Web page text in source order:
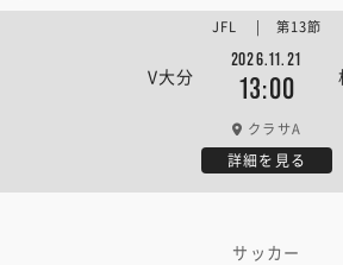
V大分
2026.11.21
13:00
JFL | 第13節
クラサA
詳細を見る
サッカー